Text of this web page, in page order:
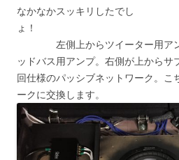
なかなかスッキリしたでし
ょ
左側上からツイーター用アン
ッドバス用アンプ。右側が上からサ
回仕様のパッシブネットワーク。こ
ークに交換します。